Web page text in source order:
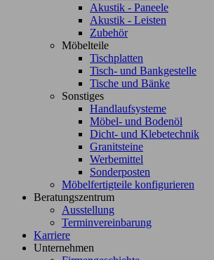
Akustik - Paneele
Akustik - Leisten
Zubehör
Möbelteile
Tischplatten
Tisch- und Bankgestelle
Tische und Bänke
Sonstiges
Handlaufsysteme
Möbel- und Bodenöl
Dicht- und Klebetechnik
Granitsteine
Werbemittel
Sonderposten
Möbelfertigteile konfigurieren
Beratungszentrum
Ausstellung
Terminvereinbarung
Karriere
Unternehmen